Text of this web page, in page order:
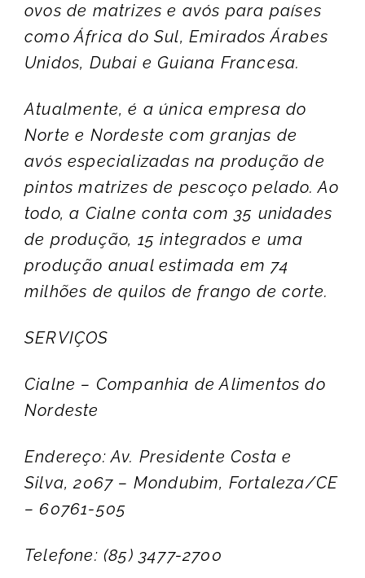
ovos de matrizes e avós para países
como África do Sul, Emirados Árabes
Unidos, Dubai e Guiana Francesa.
Atualmente, é a única empresa do
Norte e Nordeste com granjas de
avós especializadas na produção de
pintos matrizes de pescoço pelado. Ao
todo, a Cialne conta com 35 unidades
de produção, 15 integrados e uma
produção anual estimada em 74
milhões de quilos de frango de corte.
SERVIÇOS
Cialne – Companhia de Alimentos do
Nordeste
Endereço: Av. Presidente Costa e
Silva, 2067 – Mondubim, Fortaleza/CE
– 60761-505
Telefone: (85) 3477-2700